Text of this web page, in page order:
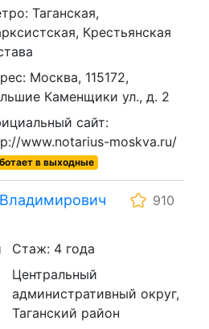
Таганская,
Крестьянская
Москва, 115172,
Каменщики ул., д. 2
сайт:
www.notarius-moskva.ru/
в выходные
910
Стаж: 4 года
Центральный
административный округ,
Таганский район